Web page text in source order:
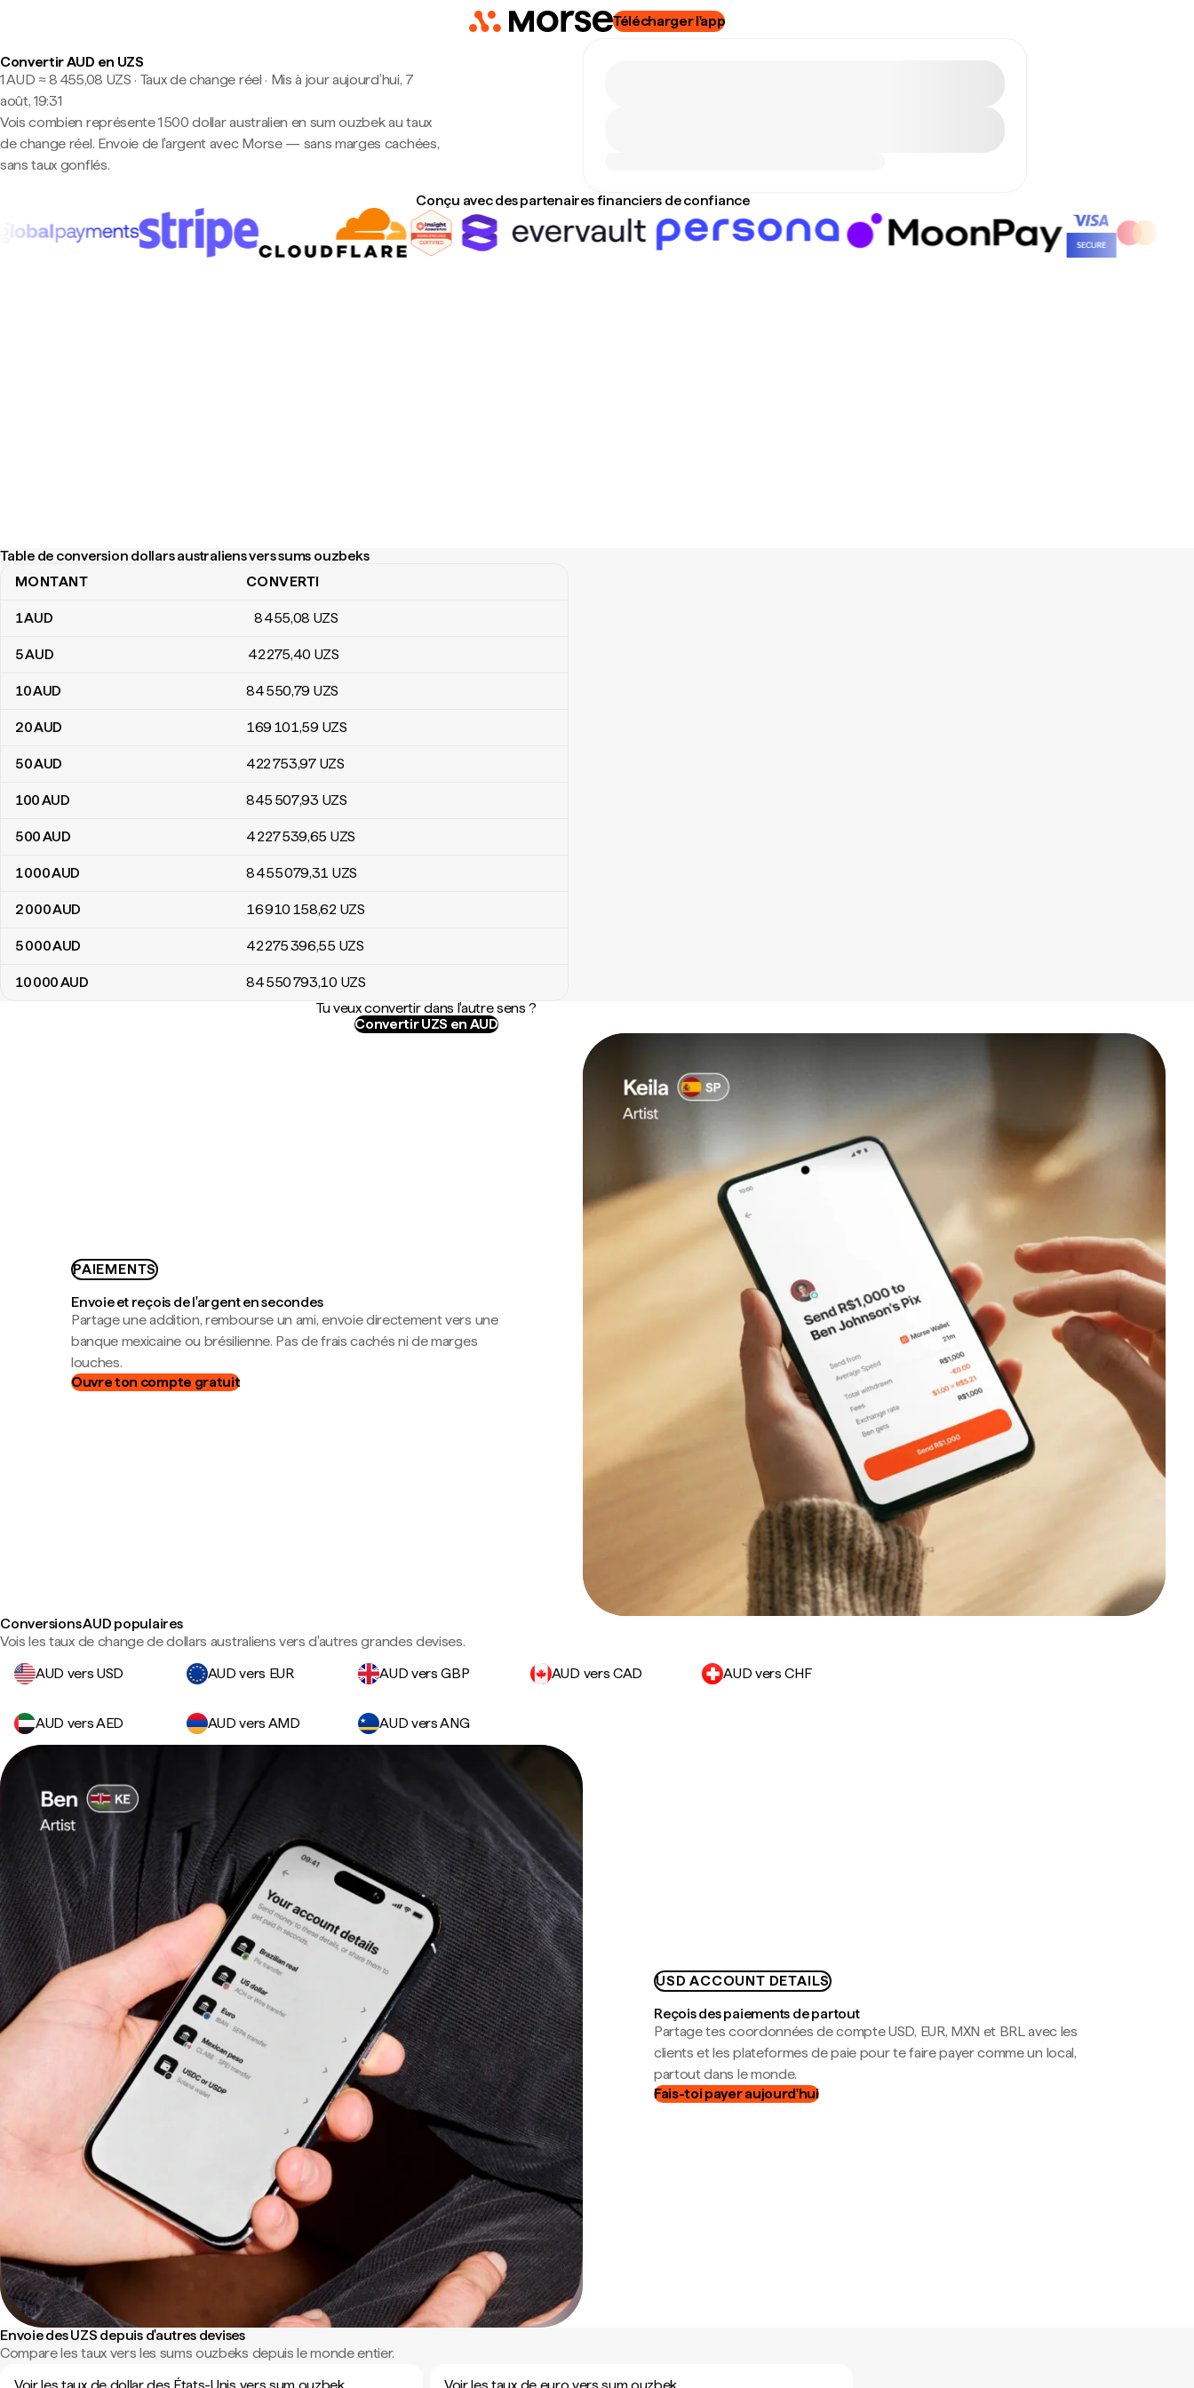
Télécharger l'app
Convertir AUD en UZS
1 AUD ≈ 8 455,08 UZS · Taux de change réel · Mis à jour aujourd’hui, 7
août, 19:31
Vois combien représente 1 500 dollar australien en sum ouzbek au taux
de change réel. Envoie de l'argent avec Morse — sans marges cachées,
sans taux gonflés.
Conçu avec des partenaires financiers de confiance
Table de conversion dollars australiens vers sums ouzbeks
Table de conversion dollars australiens vers sums ouzbeks
MONTANT CONVERTI
1AUD 8 455,08 UZS
5AUD 42 275,40 UZS
10AUD 84 550,79 UZS
20AUD 169 101,59 UZS
50AUD 422 753,97 UZS
100AUD 845 507,93 UZS
500AUD 4 227 539,65 UZS
1 000AUD 8 455 079,31 UZS
2 000AUD 16 910 158,62 UZS
5 000AUD 42 275 396,55 UZS
10 000AUD 84 550 793,10 UZS
Tu veux convertir dans l'autre sens ?
Convertir UZS en AUD
PAIEMENTS
Envoie et reçois de l'argent en secondes
Partage une addition, rembourse un ami, envoie directement vers une
banque mexicaine ou brésilienne. Pas de frais cachés ni de marges
louches.
Ouvre ton compte gratuit
Conversions AUD populaires
Vois les taux de change de dollars australiens vers d'autres grandes devises.
AUD vers USD
AUD vers EUR AUD vers GBP AUD vers CAD AUD vers CHF
AUD vers AED AUD vers AMD AUD vers ANG
USD ACCOUNT DETAILS
Reçois des paiements de partout
Partage tes coordonnées de compte USD, EUR, MXN et BRL avec les
clients et les plateformes de paie pour te faire payer comme un local,
partout dans le monde.
Fais-toi payer aujourd'hui
Envoie des UZS depuis d'autres devises
Compare les taux vers les sums ouzbeks depuis le monde entier.